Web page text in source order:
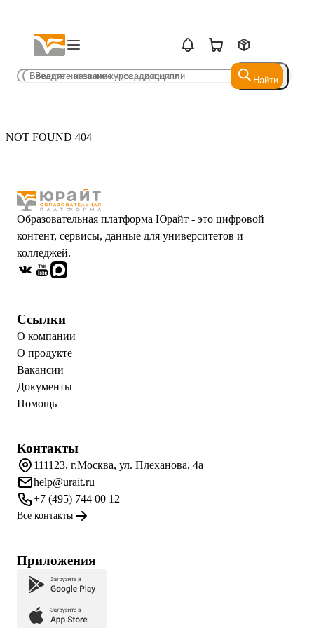
Найти
Найти
NOT FOUND 404
Образовательная платформа Юрайт - это цифровой
контент, сервисы, данные для университетов и
колледжей.
Ссылки
О компании
О продукте
Вакансии
Документы
Помощь
Контакты
111123, г.Москва, ул. Плеханова, 4а
help@urait.ru
+7 (495) 744 00 12
Все контакты
Приложения